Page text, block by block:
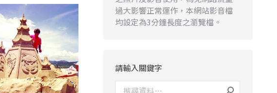
過大影響正常運作，本網站影音檔
均設定為3分鐘長度之瀏覽檔。
請輸入關鍵字